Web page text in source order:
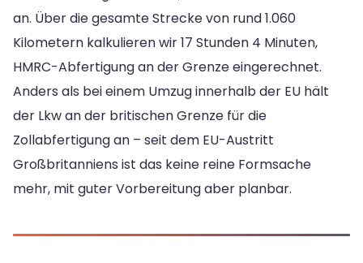
an. Über die gesamte Strecke von rund 1.060
Kilometern kalkulieren wir 17 Stunden 4 Minuten,
HMRC-Abfertigung an der Grenze eingerechnet.
Anders als bei einem Umzug innerhalb der EU hält
der Lkw an der britischen Grenze für die
Zollabfertigung an – seit dem EU-Austritt
Großbritanniens ist das keine reine Formsache
mehr, mit guter Vorbereitung aber planbar.